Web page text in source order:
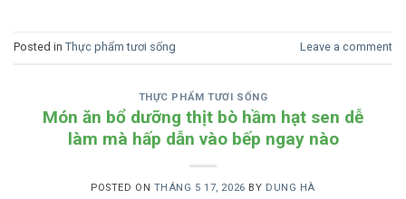
Posted in Thực phẩm tươi sống Leave a comment
THỰC PHẨM TƯƠI SỐNG
Món ăn bổ dưỡng thịt bò hầm hạt sen dễ
làm mà hấp dẫn vào bếp ngay nào
POSTED ON THÁNG 5 17, 2026 BY DUNG HÀ